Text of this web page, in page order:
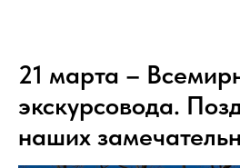
21 марта –
экскурсовода.
наших